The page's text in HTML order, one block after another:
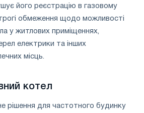
його реєстрацію в газовому
обмеження щодо можливості
у житлових приміщеннях,
електрики та інших
місць.
котел
рішення для частотного будинку